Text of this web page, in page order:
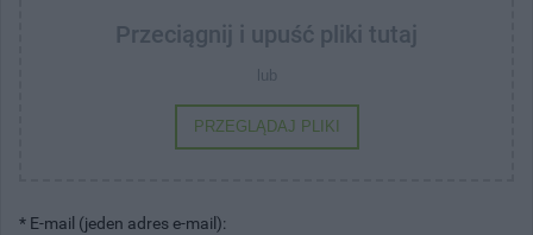
Przeciągnij i upuść pliki tutaj
lub
PRZEGLĄDAJ PLIKI
* E-mail (jeden adres e-mail):